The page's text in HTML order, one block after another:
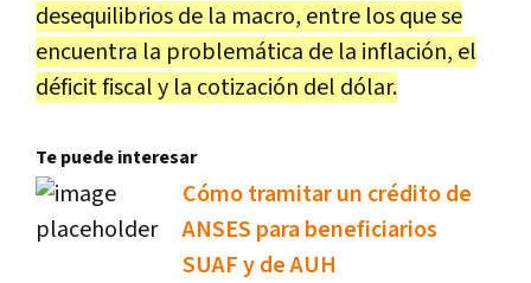
desequilibrios de la macro, entre los que se
encuentra la problemática de la inflación, el
déficit fiscal y la cotización del dólar.
Te puede interesar
Cómo tramitar un crédito de
ANSES para beneficiarios
SUAF y de AUH